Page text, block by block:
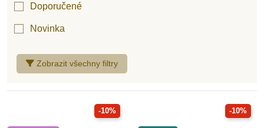
Zobrazit všechny filtry
Doporučené
Novinka
-10% -10%